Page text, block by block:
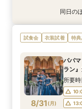
衣装試着 特
8/30(日)
【ド
OFF*
特典あり
8/30(日)
【少
ト
衣装試着 特
8/30(日)
卒花
150万
衣装試着 特
8/30(日)
【ペ
出×豪
同日の
試食会 衣装試着 特典
8/31 (月)
パパ
ラン
所要